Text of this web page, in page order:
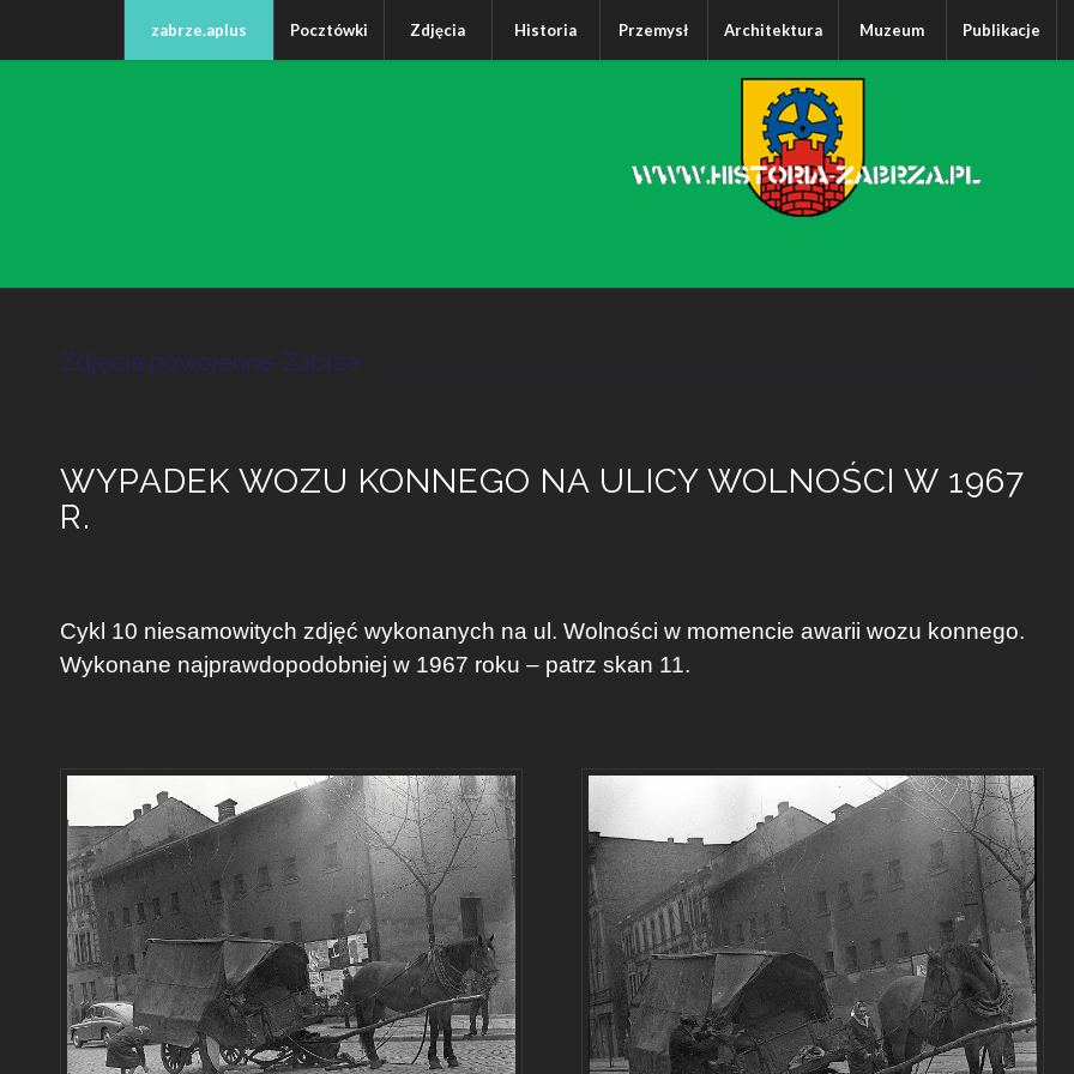
zabrze.aplus Pocztówki Zdjęcia Historia Przemysł Architektura Muzeum Publikacje
Zdjęcia powojenne-Zabrze
WYPADEK WOZU KONNEGO NA ULICY WOLNOŚCI W 1967
R.
Cykl 10 niesamowitych zdjęć wykonanych na ul. Wolności w momencie awarii wozu konnego.
Wykonane najprawdopodobniej w 1967 roku – patrz skan 11.